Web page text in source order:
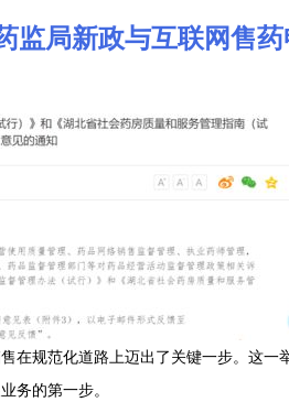
监局新政与互联网售
规范化道路上迈出了关键一步。这
务的第一步。